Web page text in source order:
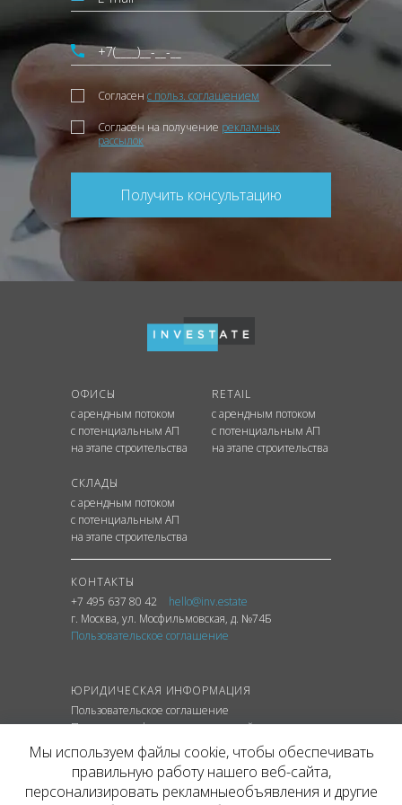
Согласен с польз. соглашением
Согласен на получение рекламных
рассылок
Получить консультацию
ОФИСЫ
с арендным потоком
с потенциальным АП
на этапе строительства
RETAIL
с арендным потоком
с потенциальным АП
на этапе строительства
СКЛАДЫ
с арендным потоком
с потенциальным АП
на этапе строительства
КОНТАКТЫ
+7 495 637 80 42
hello@inv.estate
г. Москва, ул. Мосфильмовская, д. №74Б
Пользовательское соглашение
ЮРИДИЧЕСКАЯ ИНФОРМАЦИЯ
Пользовательское соглашение
Политика конфиденциальности сайта
Политика обработки персональных данных
Мы используем файлы cookie, чтобы обеспечивать
правильную работу нашего веб-сайта,
персонализировать рекламныеобъявления и другие